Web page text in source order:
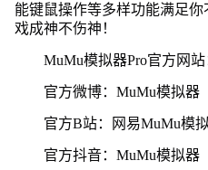
能键鼠操作等多样功能满足
戏成神不伤神！
MuMu模拟器Pro官方网站
官方微博：MuMu模拟器
官方B站：网易MuMu模
官方抖音：MuMu模拟器